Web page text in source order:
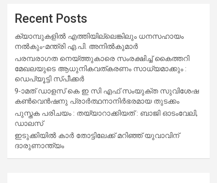
Recent Posts
ക്യാമ്പുകളിൽ എത്തിയില്ലെങ്കിലും ധനസഹായം
നൽകും-മന്ത്രി എ.പി. അനിൽകുമാർ
പരമ്പരാഗത നെയ്ത്തുകാരെ സംരക്ഷിച്ച് കൈത്തറി
മേഖലയുടെ ആധുനികവത്കരണം സാധ്യമാക്കും :
ഡെപ്യൂട്ടി സ്പീക്കർ
9-ാമത് ഡാളസ് കെ ഇ സി എഫ് സംയുക്ത സുവിശേഷ
കൺവെൻഷനു പ്രാർത്ഥനാനിർഭരമായ തുടക്കം
പുസ്തക പരിചയം : തയ്യാറാക്കിയത് : ബാജി ഓടംവേലി,
ഡാലസ്
ഇടുക്കിയിൽ കാർ തോട്ടിലേക്ക് മറിഞ്ഞ് യുവാവിന്
ദാരുണാന്ത്യം